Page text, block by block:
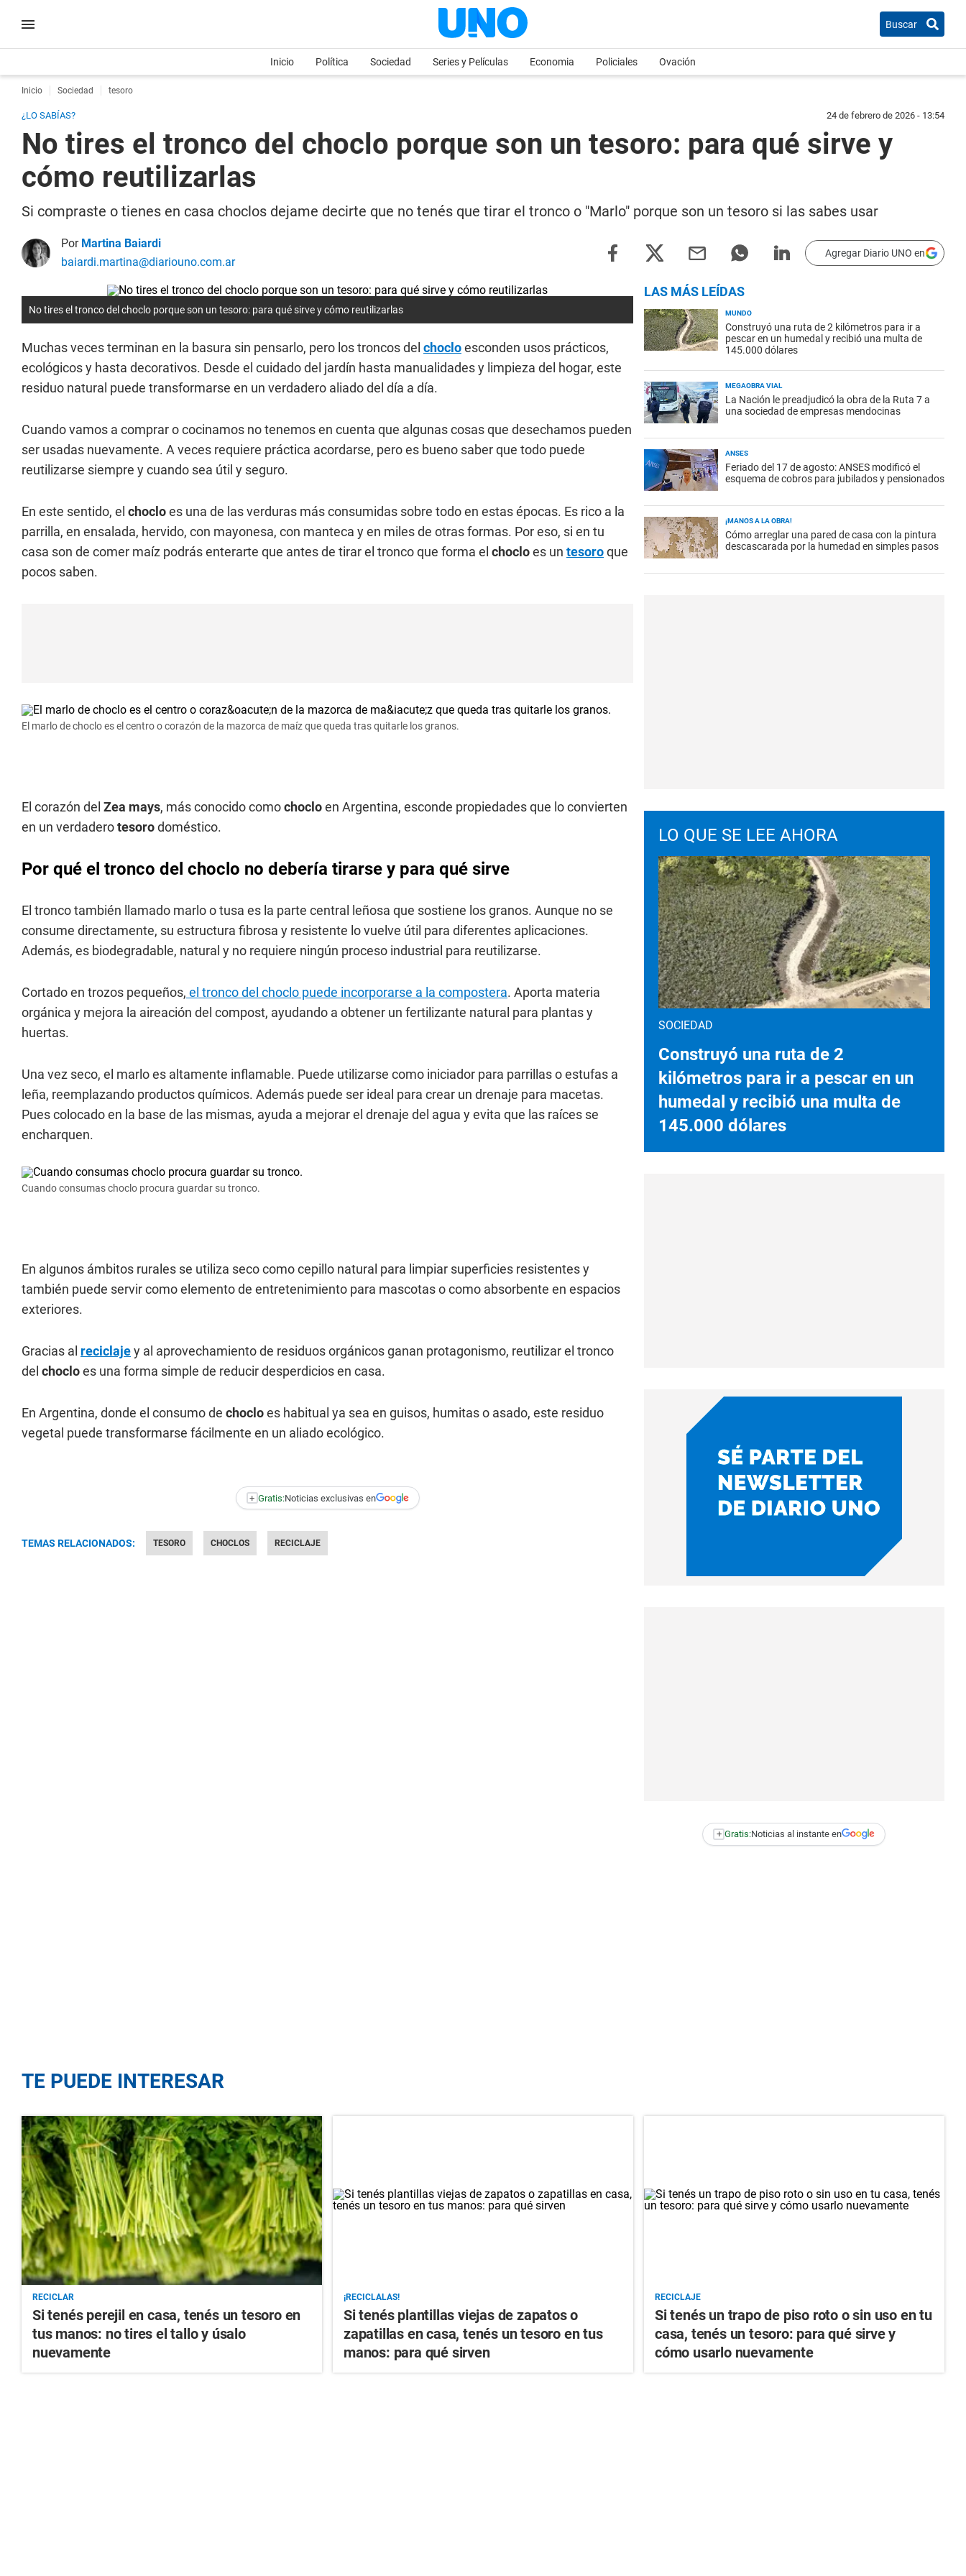
Buscar
Inicio Política Sociedad Series y Películas Economia Policiales Ovación
Inicio Sociedad tesoro
¿LO SABÍAS? 24 de febrero de 2026 - 13:54
No tires el tronco del choclo porque son un tesoro: para qué sirve y
cómo reutilizarlas
Si compraste o tienes en casa choclos dejame decirte que no tenés que tirar el tronco o "Marlo" porque son un tesoro si las sabes usar
Por Martina Baiardi
baiardi.martina@diariouno.com.ar
Agregar Diario UNO en
No tires el tronco del choclo porque son un tesoro: para qué sirve y cómo reutilizarlas
Muchas veces terminan en la basura sin pensarlo, pero los troncos del chocloesconden usos prácticos,
ecológicos y hasta decorativos. Desde el cuidado del jardín hasta manualidades y limpieza del hogar, este
residuo natural puede transformarse en un verdadero aliado del día a día.
Cuando vamos a comprar o cocinamos no tenemos en cuenta que algunas cosas que desechamos pueden
ser usadas nuevamente. A veces requiere práctica acordarse, pero es bueno saber que todo puede
reutilizarse siempre y cuando sea útil y seguro.
En este sentido, el chocloes una de las verduras más consumidas sobre todo en estas épocas. Es rico a la
parrilla, en ensalada, hervido, con mayonesa, con manteca y en miles de otras formas. Por eso, si en tu
casa son de comer maíz podrás enterarte que antes de tirar el tronco que forma el chocloes un tesoroque
pocos saben.
El marlo de choclo es el centro o corazón de la mazorca de maíz que queda tras quitarle los granos.
El corazón del Zea mays, más conocido comochocloen Argentina, esconde propiedades que lo convierten
en un verdaderotesorodoméstico.
Por qué el tronco del choclo no debería tirarse y para qué sirve
El tronco también llamado marlo o tusa es la parte central leñosa que sostiene los granos. Aunque no se
consume directamente, su estructura fibrosa y resistente lo vuelve útil para diferentes aplicaciones.
Además, es biodegradable, natural y no requiere ningún proceso industrial para reutilizarse.
Cortado en trozos pequeños, el tronco del choclo puede incorporarse a la compostera. Aporta materia
orgánica y mejora la aireación del compost, ayudando a obtener un fertilizante natural para plantas y
huertas.
Una vez seco, el marlo es altamente inflamable. Puede utilizarse como iniciador para parrillas o estufas a
leña, reemplazando productos químicos. Además puede ser ideal para crear un drenaje para macetas.
Pues colocado en la base de las mismas, ayuda a mejorar el drenaje del agua y evita que las raíces se
encharquen.
Cuando consumas choclo procura guardar su tronco.
En algunos ámbitos rurales se utiliza seco como cepillo natural para limpiar superficies resistentes y
también puede servir como elemento de entretenimiento para mascotas o como absorbente en espacios
exteriores.
Gracias al reciclajey al aprovechamiento de residuos orgánicos ganan protagonismo, reutilizar el tronco
del chocloes una forma simple de reducir desperdicios en casa.
En Argentina, donde el consumo de chocloes habitual ya sea en guisos, humitas o asado, este residuo
vegetal puede transformarse fácilmente en un aliado ecológico.
+ Gratis:Noticias exclusivas en
TEMAS RELACIONADOS: TESORO CHOCLOS RECICLAJE
LAS MÁS LEÍDAS
MUNDO
Construyó una ruta de 2 kilómetros para ir a
pescar en un humedal y recibió una multa de
145.000 dólares
MEGAOBRA VIAL
La Nación le preadjudicó la obra de la Ruta 7 a
una sociedad de empresas mendocinas
ANSES
Feriado del 17 de agosto: ANSES modificó el
esquema de cobros para jubilados y pensionados
¡MANOS A LA OBRA!
Cómo arreglar una pared de casa con la pintura
descascarada por la humedad en simples pasos
LO QUE SE LEE AHORA
SOCIEDAD
Construyó una ruta de 2
kilómetros para ir a pescar en un
humedal y recibió una multa de
145.000 dólares
+ Gratis:Noticias al instante en
TE PUEDE INTERESAR
RECICLAR
Si tenés perejil en casa, tenés un tesoro en
tus manos: no tires el tallo y úsalo
nuevamente
¡RECICLALAS!
Si tenés plantillas viejas de zapatos o
zapatillas en casa, tenés un tesoro en tus
manos: para qué sirven
RECICLAJE
Si tenés un trapo de piso roto o sin uso en tu
casa, tenés un tesoro: para qué sirve y
cómo usarlo nuevamente